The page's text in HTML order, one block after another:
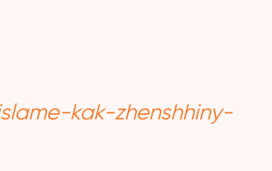
kak-zhenshhiny-